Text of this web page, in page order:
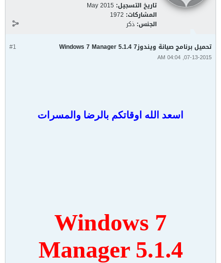
تاريخ التسجيل: May 2015
المشاركات: 1972
الجنس: ذكر
#1 تحميل برنامج صيانة ويندوزWindows 7 Manager 5.1.4 7
07-13-2015, 04:04 AM
اسعد الله اوقاتكم بالرضا والمسرات
Windows 7
Manager 5.1.4